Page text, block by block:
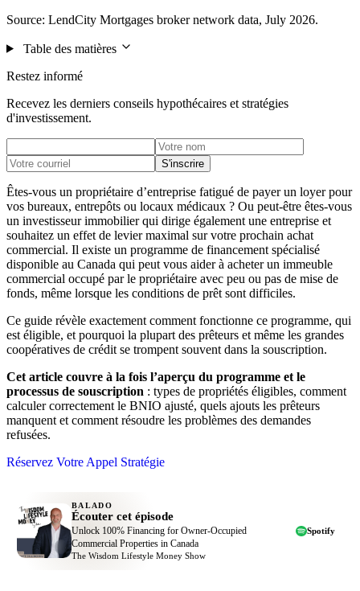
Source: LendCity Mortgages broker network data, July 2026.
Table des matières
Restez informé
Recevez les derniers conseils hypothécaires et stratégies
d'investissement.
S'inscrire
Êtes-vous un propriétaire d’entreprise fatigué de payer un loyer pour
vos bureaux, entrepôts ou locaux médicaux ? Ou peut-être êtes-vous
un investisseur immobilier qui dirige également une entreprise et
souhaitez un effet de levier maximal sur votre prochain achat
commercial. Il existe un programme de financement spécialisé
disponible au Canada qui peut vous aider à acheter un immeuble
commercial occupé par le propriétaire avec peu ou pas de mise de
fonds, même lorsque les conditions de prêt sont difficiles.
Ce guide révèle exactement comment fonctionne ce programme, qui
est éligible, et pourquoi la plupart des prêteurs et même les grandes
coopératives de crédit se trompent souvent dans la souscription.
Cet article couvre à la fois l’aperçu du programme et le
processus de souscription : types de propriétés éligibles, comment
calculer correctement le BNIO ajusté, quels ajouts les prêteurs
manquent et comment résoudre les problèmes des demandes
refusées.
Réservez Votre Appel Stratégie
BALADO
Écouter cet épisode
Unlock 100% Financing for Owner-Occupied
Commercial Properties in Canada
The Wisdom Lifestyle Money Show
Spotify